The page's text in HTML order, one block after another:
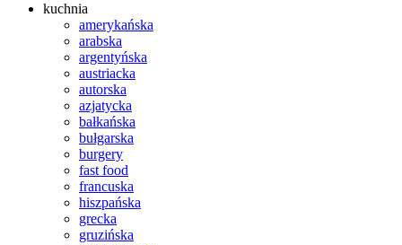
kuchnia
amerykańska
arabska
argentyńska
austriacka
autorska
azjatycka
bałkańska
bułgarska
burgery
fast food
francuska
hiszpańska
grecka
gruzińska